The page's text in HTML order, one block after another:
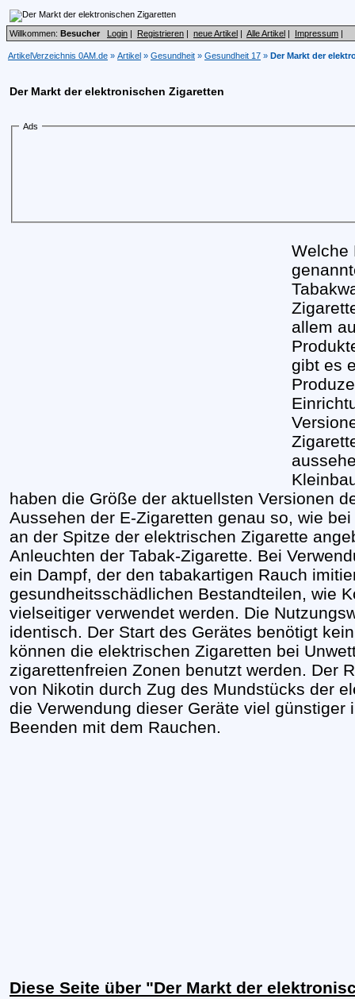
Willkommen: Besucher Login | Registrieren | neue Artikel | Alle Artikel | Impressum |
ArtikelVerzeichnis 0AM.de » Artikel » Gesundheit » Gesundheit 17 » Der Markt der
Der Markt der elektronischen Zigaretten
Ads
Welche
allem
gibt es
haben die Größe der aktuellsten Versionen
Aussehen der E-Zigaretten genau so, wie
an der Spitze der elektrischen Zigarette
Anleuchten der Tabak-Zigarette. Bei
ein Dampf, der den tabakartigen Rauch
gesundheitsschädlichen Bestandteilen, wie
vielseitiger verwendet werden. Die
identisch. Der Start des Gerätes benötigt
können die elektrischen Zigaretten bei
zigarettenfreien Zonen benutzt werden. Der
von Nikotin durch Zug des Mundstücks der
die Verwendung dieser Geräte viel
Beenden mit dem Rauchen.
Diese Seite über "Der Markt der